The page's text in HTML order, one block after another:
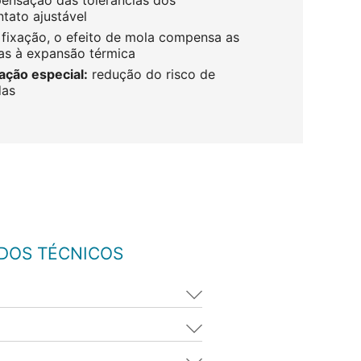
ajustável
o efeito de mola compensa as
à expansão térmica
especial: redução do risco de
TÉCNICOS